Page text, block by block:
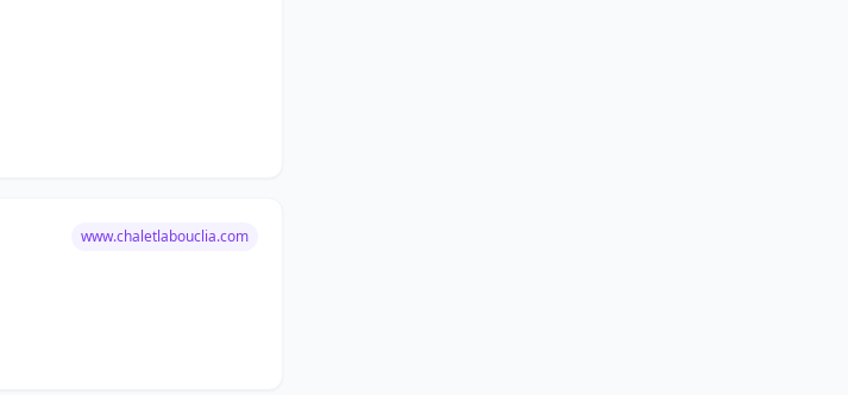
www.chaletlabouclia.com